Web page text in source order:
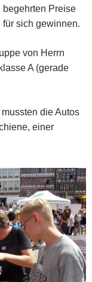
begehrten Preise
für sich gewinnen.
von Herrn
A (gerade
die Autos
einer